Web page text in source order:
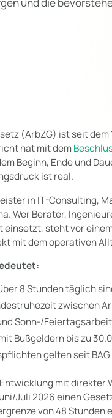
(ArbZG) ist seit dem
hat mit dem
Beginn, Ende und
ist real.
in IT-Consulting,
Wer Berater,
einsetzt, steht vor
mit dem operativen
8 Stunden täglich
zwischen
Sonn-/
Bußgeldern bis zu
gelten seit
mit
Juli 2026 einen
von 48 Stunden